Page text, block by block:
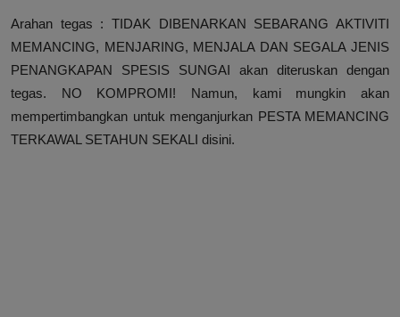
Arahan tegas : TIDAK DIBENARKAN SEBARANG AKTIVITI
MEMANCING, MENJARING, MENJALA DAN SEGALA JENIS
PENANGKAPAN SPESIS SUNGAI akan diteruskan dengan
tegas. NO KOMPROMI! Namun, kami mungkin akan
mempertimbangkan untuk menganjurkan PESTA MEMANCING
TERKAWAL SETAHUN SEKALI disini.